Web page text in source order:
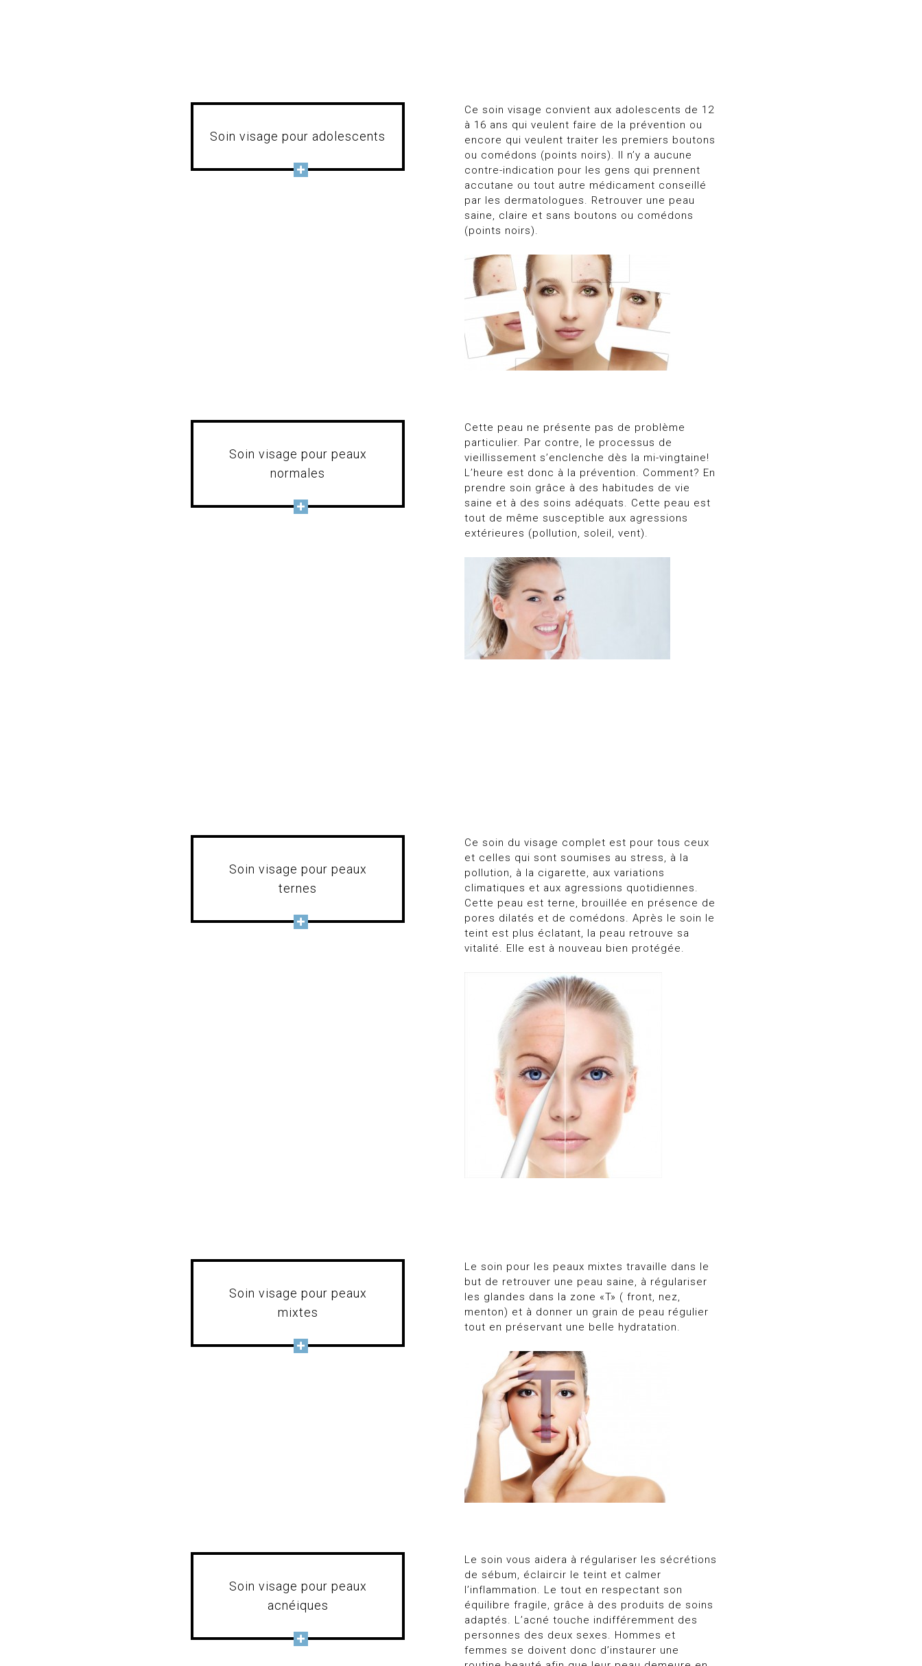
Soin visage pour adolescents
Ce soin visage convient aux adolescents de 12
à 16 ans qui veulent faire de la prévention ou
encore qui veulent traiter les premiers boutons
ou comédons (points noirs). Il n’y a aucune
contre-indication pour les gens qui prennent
accutane ou tout autre médicament conseillé
par les dermatologues. Retrouver une peau
saine, claire et sans boutons ou comédons
(points noirs).
Soin visage pour peaux
normales
Cette peau ne présente pas de problème
particulier. Par contre, le processus de
vieillissement s’enclenche dès la mi-vingtaine!
L’heure est donc à la prévention. Comment? En
prendre soin grâce à des habitudes de vie
saine et à des soins adéquats. Cette peau est
tout de même susceptible aux agressions
extérieures (pollution, soleil, vent).
Soin visage pour peaux
ternes
Ce soin du visage complet est pour tous ceux
et celles qui sont soumises au stress, à la
pollution, à la cigarette, aux variations
climatiques et aux agressions quotidiennes.
Cette peau est terne, brouillée en présence de
pores dilatés et de comédons. Après le soin le
teint est plus éclatant, la peau retrouve sa
vitalité. Elle est à nouveau bien protégée.
Soin visage pour peaux
mixtes
Le soin pour les peaux mixtes travaille dans le
but de retrouver une peau saine, à régulariser
les glandes dans la zone «T» ( front, nez,
menton) et à donner un grain de peau régulier
tout en préservant une belle hydratation.
Soin visage pour peaux
acnéiques
Le soin vous aidera à régulariser les sécrétions
de sébum, éclaircir le teint et calmer
l’inflammation. Le tout en respectant son
équilibre fragile, grâce à des produits de soins
adaptés. L’acné touche indifféremment des
personnes des deux sexes. Hommes et
femmes se doivent donc d’instaurer une